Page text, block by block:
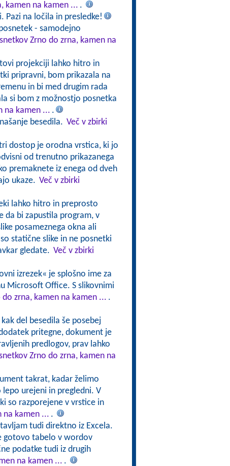
kamen na kamen ... .
Pazi na ločila in presledke!
- samodejno
Zrno do zrna, kamen na
projekciji lahko hitro in
pripravni, bom prikazala na
in bi med drugim rada
si bom z možnostjo posnetka
na kamen ... .
besedila. Več v zbirki
dostop je orodna vrstica, ki jo
od trenutno prikazanega
premaknete iz enega od dveh
ukaze. Več v zbirki
lahko hitro in preprosto
da bi zapustila program, v
posameznega okna ali
statične slike in ne posnetki
gledate. Več v zbirki
izrezek« je splošno ime za
Microsoft Office. S slikovnimi
zrna, kamen na kamen ... .
del besedila še posebej
pritegne, dokument je
predlogov, prav lahko
Zrno do zrna, kamen na
takrat, kadar želimo
urejeni in pregledni. V
so razporejene v vrstice in
na kamen ... .
tudi direktno iz Excela.
gotovo tabelo v wordov
podatke tudi iz drugih
na kamen ... .